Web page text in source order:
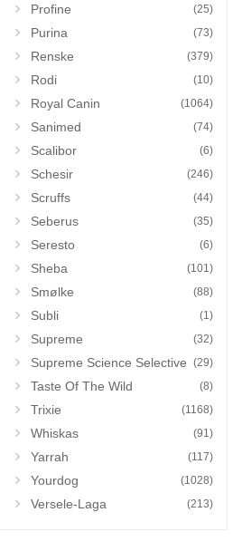
Profine (25)
Purina (73)
Renske (379)
Rodi (10)
Royal Canin (1064)
Sanimed (74)
Scalibor (6)
Schesir (246)
Scruffs (44)
Seberus (35)
Seresto (6)
Sheba (101)
Smølke (88)
Subli (1)
Supreme (32)
Supreme Science Selective (29)
Taste Of The Wild (8)
Trixie (1168)
Whiskas (91)
Yarrah (117)
Yourdog (1028)
Versele-Laga (213)